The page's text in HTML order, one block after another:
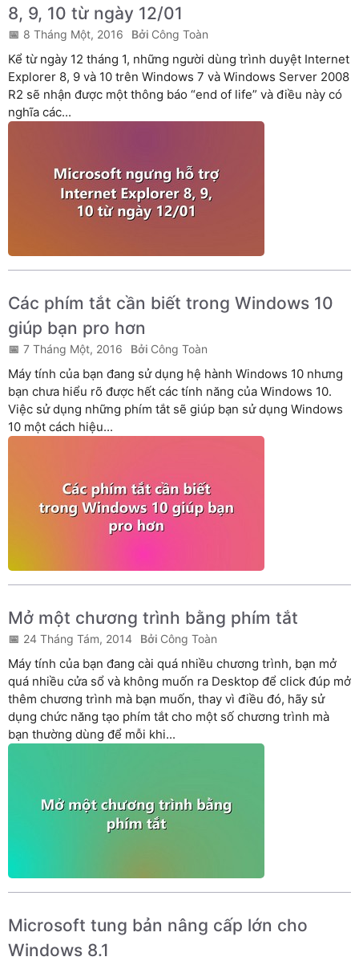
8, 9, 10 từ ngày 12/01
8 Tháng Một, 2016 Công Toàn
Kể từ ngày 12 tháng 1, những người dùng trình duyệt Internet
Explorer 8, 9 và 10 trên Windows 7 và Windows Server 2008
R2 sẽ nhận được một thông báo “end of life” và điều này có
nghĩa các...
Các phím tắt cần biết trong Windows 10
giúp bạn pro hơn
7 Tháng Một, 2016 Công Toàn
Máy tính của bạn đang sử dụng hệ hành Windows 10 nhưng
bạn chưa hiểu rõ được hết các tính năng của Windows 10.
Việc sử dụng những phím tắt sẽ giúp bạn sử dụng Windows
10 một cách hiệu...
Mở một chương trình bằng phím tắt
24 Tháng Tám, 2014 Công Toàn
Máy tính của bạn đang cài quá nhiều chương trình, bạn mở
quá nhiều cửa sổ và không muốn ra Desktop để click đúp mở
thêm chương trình mà bạn muốn, thay vì điều đó, hãy sử
dụng chức năng tạo phím tắt cho một số chương trình mà
bạn thường dùng để mỗi khi...
Microsoft tung bản nâng cấp lớn cho
Windows 8.1